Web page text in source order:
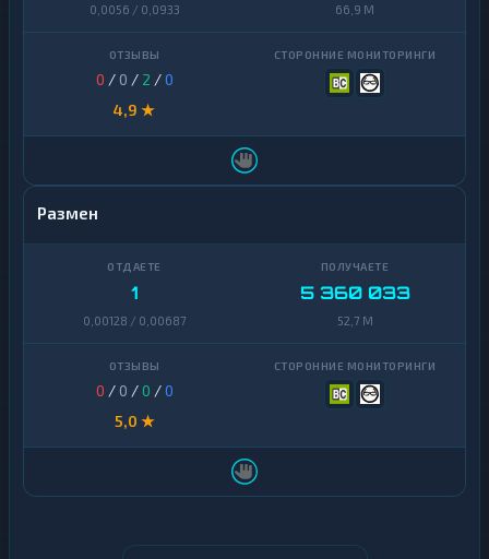
0,0056 / 0,0933 66,9 M
0 / 0 / 2 /0
4,9 ★
Размен
1
0,00128 / 0,00687
5 360 033
52,7 M
0 / 0 /0 /0
5,0 ★